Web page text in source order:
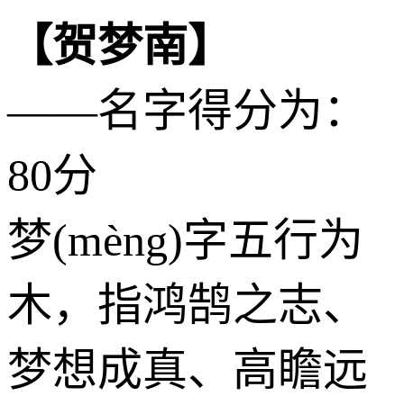
【贺梦南】
——名字得分为：
80分
梦(mèng)字五行为
木，指鸿鹄之志、
梦想成真、高瞻远